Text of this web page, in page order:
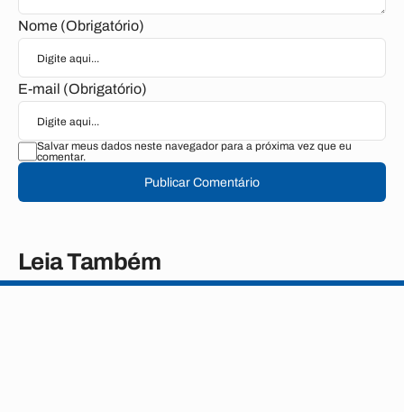
Nome (Obrigatório)
E-mail (Obrigatório)
Salvar meus dados neste navegador para a próxima vez que eu
comentar.
Publicar Comentário
Leia Também